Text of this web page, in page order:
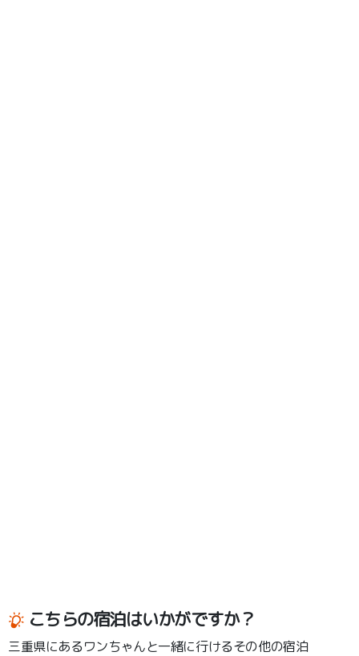
こちらの宿泊はいかがですか？
三重県にあるワンちゃんと一緒に行けるその他の宿泊